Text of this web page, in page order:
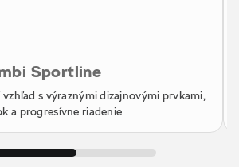
Sportline
vzhľad s výraznými dizajnovými prvkami,
a progresívne riadenie